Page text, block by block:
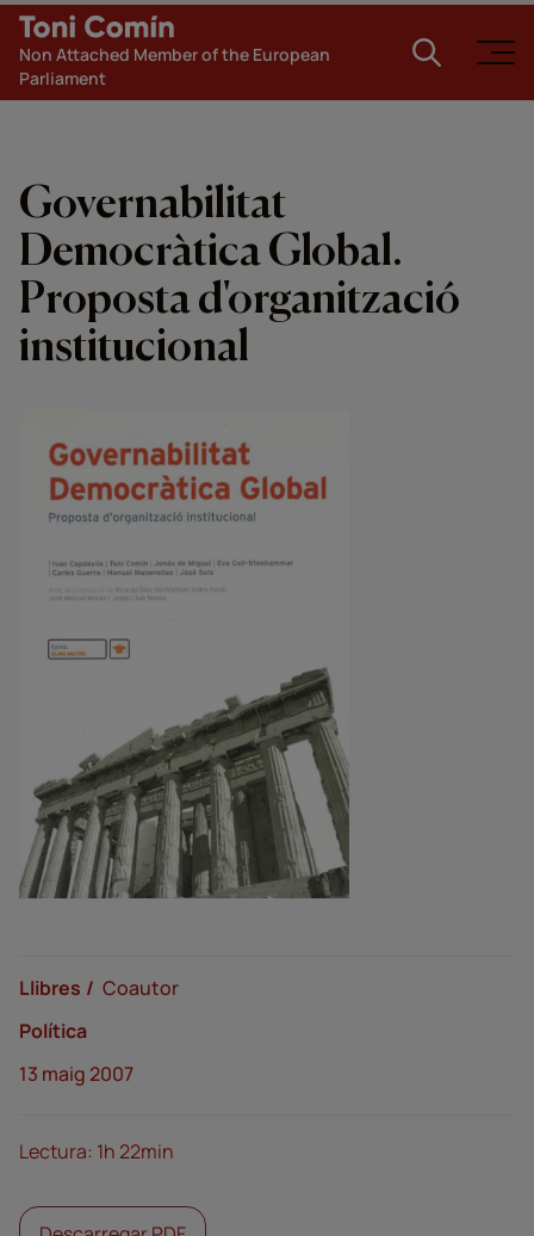
Non Attached Member of the European
Parliament
Governabilitat
Democràtica Global.
Proposta d'organització
institucional
Llibres
Coautor
Política
13 maig 2007
Lectura: 1h 22min